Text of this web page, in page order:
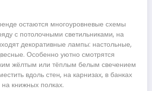
остаются многоуровневые схемы
с потолочными светильниками, на
декоративные лампы: настольные,
Особенно уютно смотрятся
жёлтым или тёплым белым свечением
вдоль стен, на карнизах, в банках
книжных полках.